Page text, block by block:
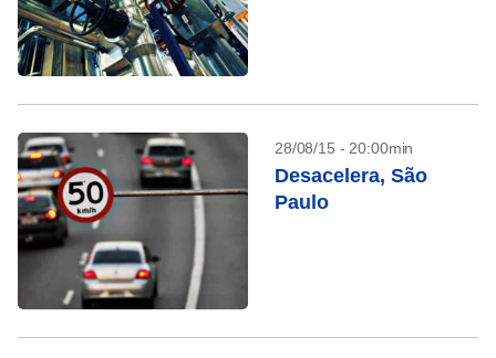
28/08/15 - 20:00min
Desacelera, São
Paulo